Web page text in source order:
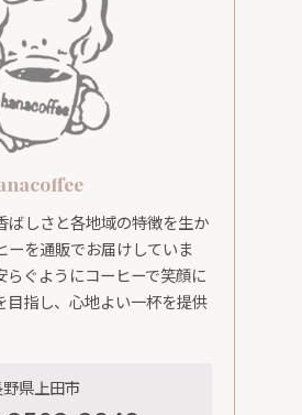
ばしさと各地域の特徴を生か
ーを通販でお届けしていま
らぐようにコーヒーで笑顔に
目指し、心地よい一杯を提供
県上田市